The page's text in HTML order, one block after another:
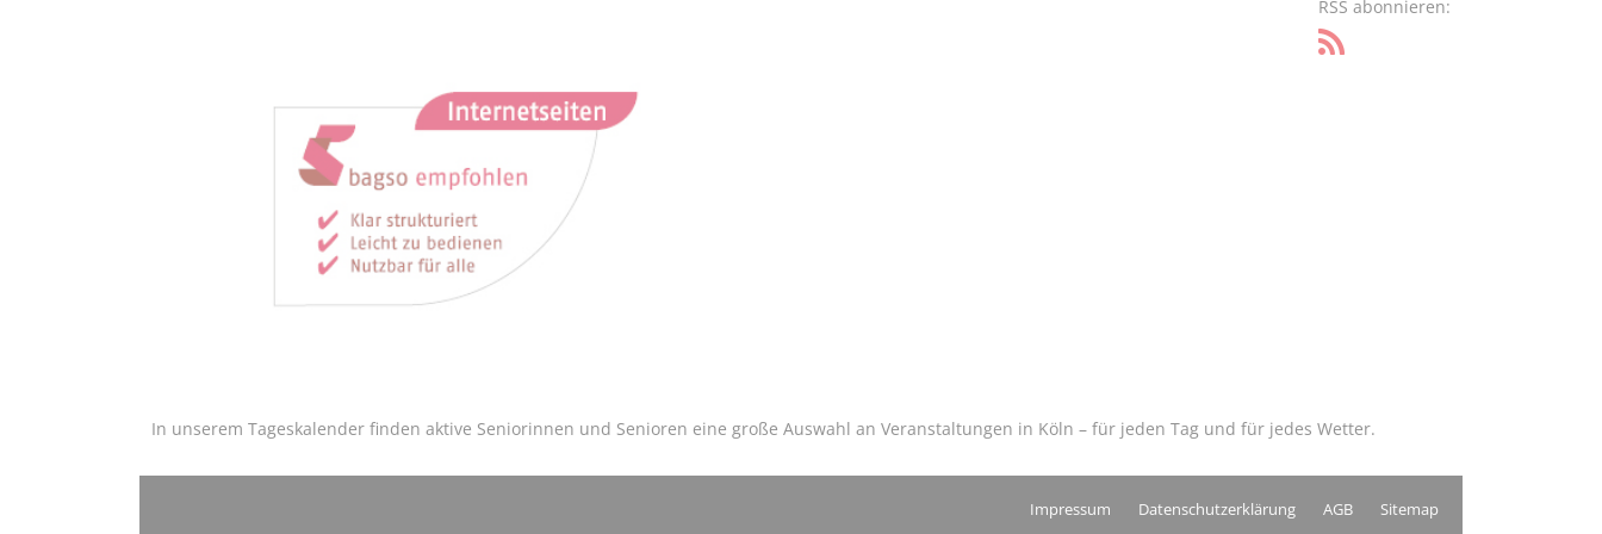
RSS abonnieren:
In unserem Tageskalender finden aktive Seniorinnen und Senioren eine große Auswahl an Veranstaltungen in Köln – für jeden Tag und für jedes Wetter.
Impressum Datenschutzerklärung AGB Sitemap